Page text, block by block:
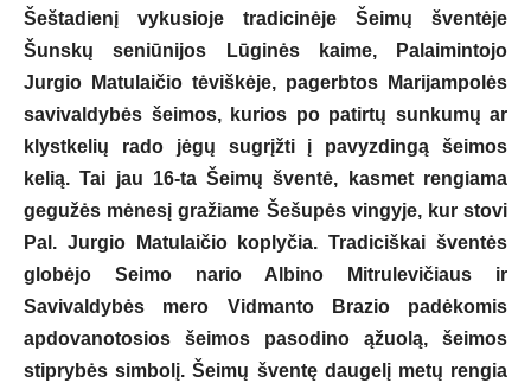
Šeštadienį vykusioje tradicinėje Šeimų šventėje
Šunskų seniūnijos
Lūginės kaime, Palaimintojo
Jurgio Matulaičio tėviškėje, pagerbtos Marijampolės
savivaldybės šeimos, kurios po patirtų sunkumų ar
klystkelių rado jėgų sugrįžti į pavyzdingą šeimos
kelią. Tai jau 16-ta Šeimų šventė, kasmet rengiama
gegužės mėnesį gražiame Šešupės vingyje, kur stovi
Pal. Jurgio Matulaičio koplyčia. Tradiciškai šventės
globėjo Seimo nario Albino Mitrulevičiaus ir
Savivaldybės mero Vidmanto Brazio padėkomis
apdovanotosios šeimos pasodino ąžuolą, šeimos
stiprybės simbolį. Šeimų šventę daugelį metų rengia